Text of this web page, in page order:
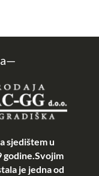
—
sjedištem u
godine.Svojim
je jedna od